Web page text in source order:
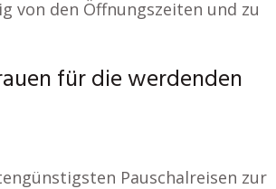
von den Öffnungszeiten und zu
für die werdenden
Pauschalreisen zur